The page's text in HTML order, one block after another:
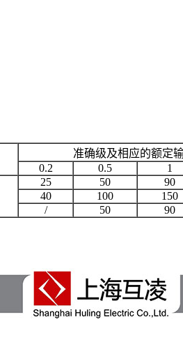
准确级及相应的额定
0.2 0.5 1
25 50 90
40 100 150
/ 50 90